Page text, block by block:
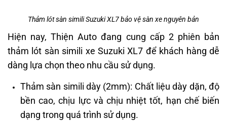
Thảm lót sàn simili Suzuki XL7 bảo vệ sàn xe nguyên bản
Hiện nay, Thiện Auto đang cung cấp 2 phiên bản
thảm lót sàn simili xe Suzuki XL7 để khách hàng dễ
dàng lựa chọn theo nhu cầu sử dụng.
Thảm sàn simili dày (2mm): Chất liệu dày dặn, độ
bền cao, chịu lực và chịu nhiệt tốt, hạn chế biến
dạng trong quá trình sử dụng.